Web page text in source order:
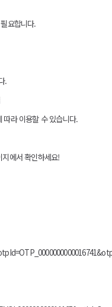
요합니다.
.
따라 이용할 수 있습니다.
에서 확인하세요!